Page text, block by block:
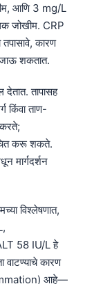
आणि 3 mg/L
जोखीम. CRP
कारण
शकतात.
तापासह
किंवा ताण-
करू शकते.
मार्गदर्शन
विश्लेषणात,
58 IU/L हे
वाटण्याचे कारण
आहे—